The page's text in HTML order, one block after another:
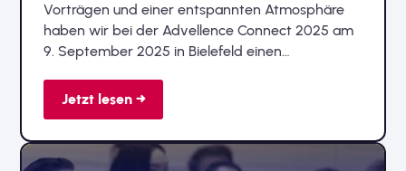
Vorträgen und einer entspannten Atmosphäre
haben wir bei der Advellence Connect 2025 am
9. September 2025 in Bielefeld einen
DAM & AI erlebt und den Blick in die Zukunft
gerichtet – und gemeinsam das Event zu einem
Jetzt lesen →